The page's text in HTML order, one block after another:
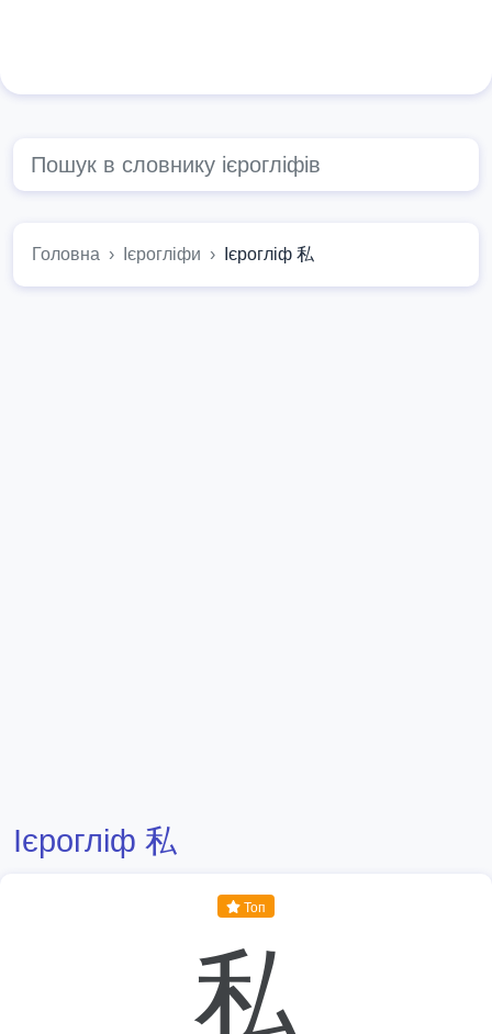
Головна Ієрогліфи Ієрогліф 私
Ієрогліф 私
Топ
私